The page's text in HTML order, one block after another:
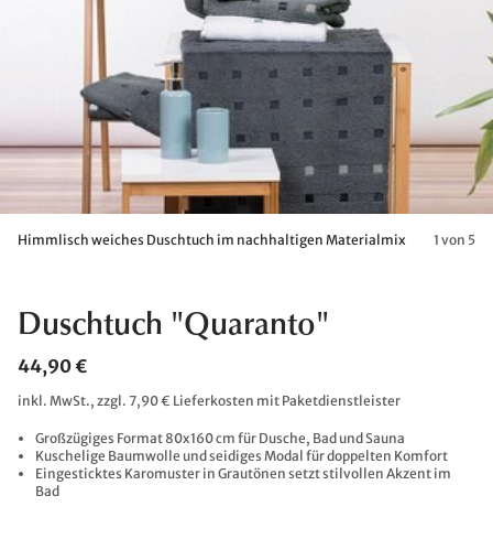
Himmlisch weiches Duschtuch im nachhaltigen Materialmix 1 von 5
Duschtuch "Quaranto"
44,90 €
inkl. MwSt., zzgl. 7,90 € Lieferkosten mit Paketdienstleister
Großzügiges Format 80x160 cm für Dusche, Bad und Sauna
Kuschelige Baumwolle und seidiges Modal für doppelten Komfort
Eingesticktes Karomuster in Grautönen setzt stilvollen Akzent im
Bad